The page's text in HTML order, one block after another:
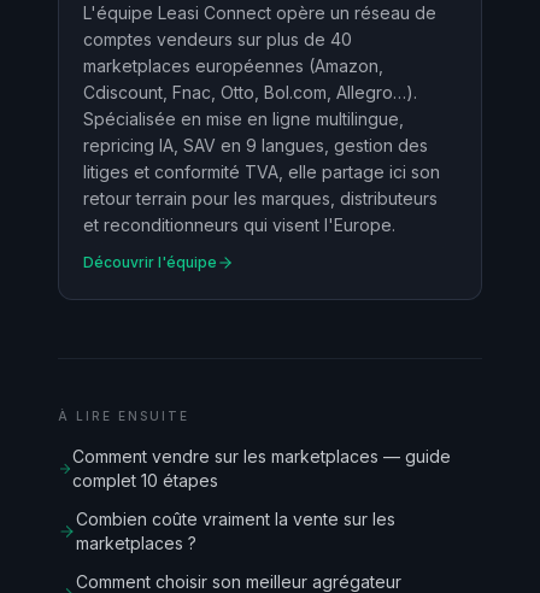
L'équipe Leasi Connect opère un réseau de
comptes vendeurs sur plus de 40
marketplaces européennes (Amazon,
Cdiscount, Fnac, Otto, Bol.com, Allegro…).
Spécialisée en mise en ligne multilingue,
repricing IA, SAV en 9 langues, gestion des
litiges et conformité TVA, elle partage ici son
retour terrain pour les marques, distributeurs
et reconditionneurs qui visent l'Europe.
Découvrir l'équipe
À LIRE ENSUITE
Comment vendre sur les marketplaces — guide
complet 10 étapes
Combien coûte vraiment la vente sur les
marketplaces ?
Comment choisir son meilleur agrégateur